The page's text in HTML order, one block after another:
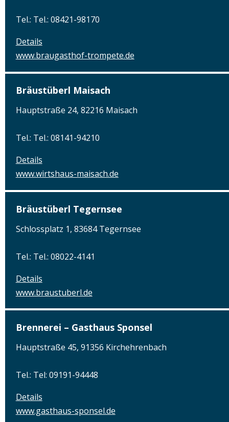
Tel.: Tel.: 08421-98170
Details
www.braugasthof-trompete.de
Bräustüberl Maisach
Hauptstraße 24, 82216 Maisach
Tel.: Tel.: 08141-94210
Details
www.wirtshaus-maisach.de
Bräustüberl Tegernsee
Schlossplatz 1, 83684 Tegernsee
Tel.: Tel.: 08022-4141
Details
www.braustuberl.de
Brennerei – Gasthaus Sponsel
Hauptstraße 45, 91356 Kirchehrenbach
Tel.: Tel: 09191-94448
Details
www.gasthaus-sponsel.de